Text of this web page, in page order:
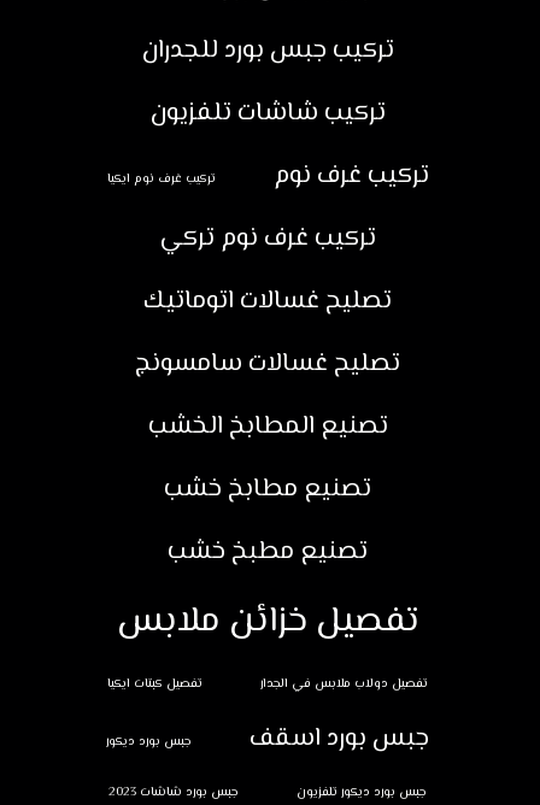
تركيب جبس بورد للجدران
تركيب شاشات تلفزيون
تركيب غرف نوم
تركيب غرف نوم ايكيا
تركيب غرف نوم تركي
تصليح غسالات اتوماتيك
تصليح غسالات سامسونج
تصنيع المطابخ الخشب
تصنيع مطابخ خشب
تصنيع مطبخ خشب
تفصيل خزائن ملابس
تفصيل دولاب ملابس في الجدار تفصيل كبتات ايكيا
جبس بورد اسقف جبس بورد ديكور
جبس بورد ديكور تلفزيون جبس بورد شاشات 2023